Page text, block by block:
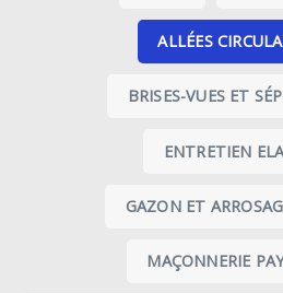
ALLÉES
BRISES-VUES ET
ENTRETIEN
GAZON ET
MAÇONNERIE